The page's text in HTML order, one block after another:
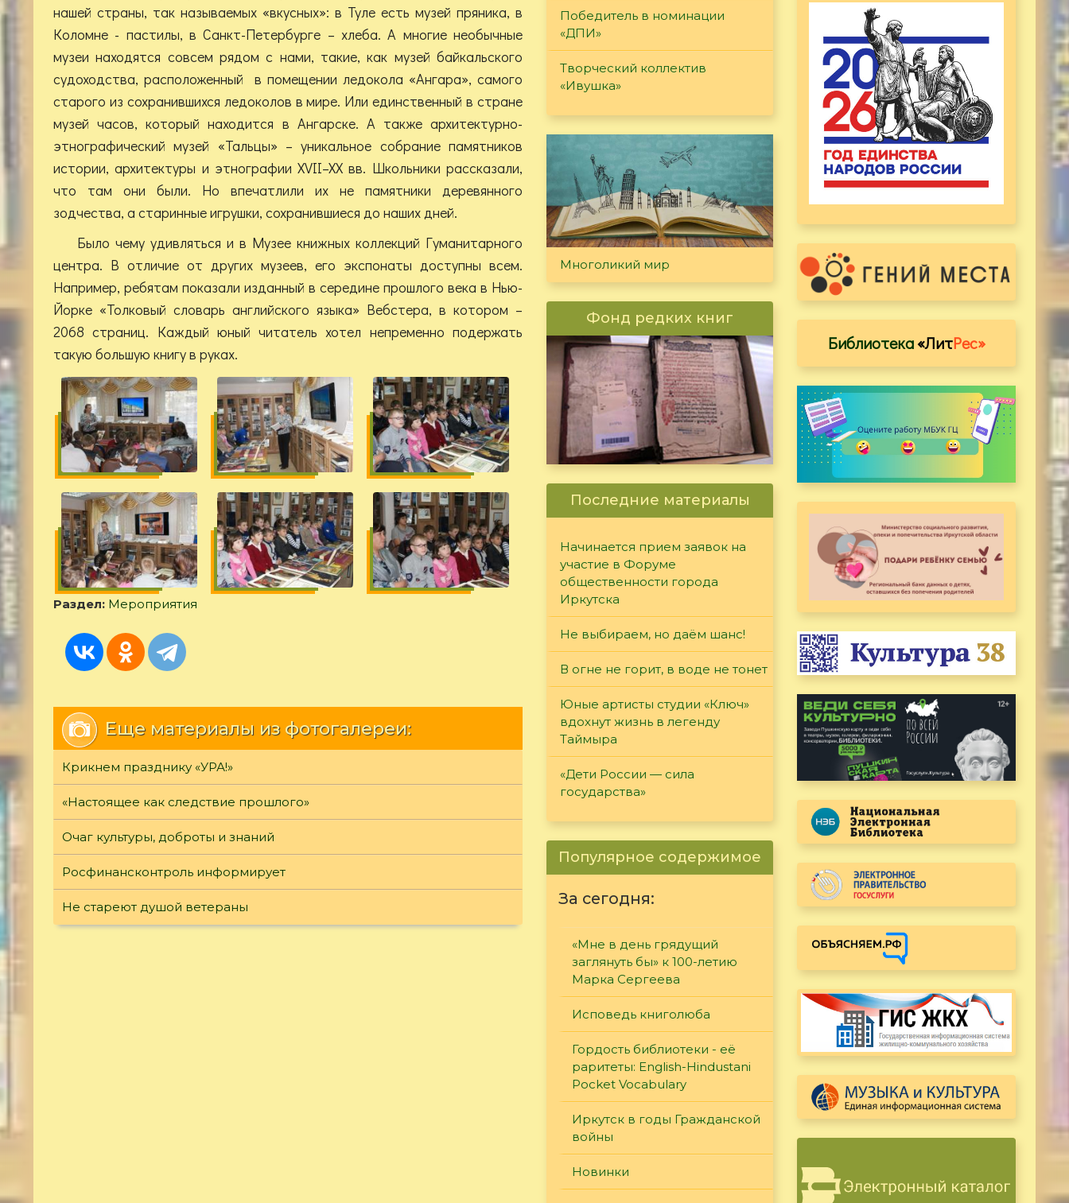
нашей страны, так называемых «вкусных»: в Туле есть музей пряника, в
Коломне - пастилы, в Санкт-Петербурге – хлеба. А многие необычные
музеи находятся совсем рядом с нами, такие, как музей байкальского
судоходства, расположенный в помещении ледокола «Ангара», самого
старого из сохранившихся ледоколов в мире. Или единственный в стране
музей часов, который находится в Ангарске. А также архитектурно-
этнографический музей «Тальцы» – уникальное собрание памятников
истории, архитектуры и этнографии XVII–XX вв. Школьники рассказали,
что там они были. Но впечатлили их не памятники деревянного
зодчества, а старинные игрушки, сохранившиеся до наших дней.
Было чему удивляться и в Музее книжных коллекций Гуманитарного
центра. В отличие от других музеев, его экспонаты доступны всем.
Например, ребятам показали изданный в середине прошлого века в Нью-
Йорке «Толковый словарь английского языка» Вебстера, в котором –
2068 страниц. Каждый юный читатель хотел непременно подержать
такую большую книгу в руках.
Раздел: Мероприятия
Еще материалы из фотогалереи:
Крикнем празднику «УРА!»
«Настоящее как следствие прошлого»
Очаг культуры, доброты и знаний
Росфинансконтроль информирует
Не стареют душой ветераны
Победитель в номинации
«ДПИ»
Творческий коллектив
«Ивушка»
Многоликий мир
Фонд редких книг
Последние материалы
Начинается прием заявок на
участие в Форуме
общественности города
Иркутска
Не выбираем, но даём шанс!
В огне не горит, в воде не тонет
Юные артисты студии «Ключ»
вдохнут жизнь в легенду
Таймыра
«Дети России — сила
государства»
Популярное содержимое
За сегодня:
«Мне в день грядущий
заглянуть бы» к 100-летию
Марка Сергеева
Исповедь книголюба
Гордость библиотеки - её
раритеты: English-Hindustani
Pocket Vocabulary
Иркутск в годы Гражданской
войны
Новинки
Библиотека«ЛитРес»